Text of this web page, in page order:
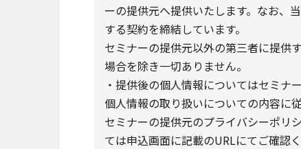
ーの提供元へ提供いたします。なお、
する契約を締結しています。
セミナーの提供元以外の第三者に提供
場合を除き一切ありません。
・提供後の個人情報についてはセミ
個人情報の取り扱いについての内容に
セミナーの提供元のプライバシーポリ
ては申込画面に記載のURLにてご確認く